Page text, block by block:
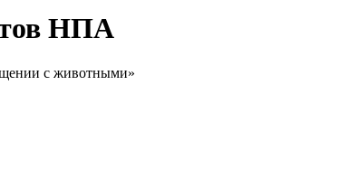
НПА
с животными»